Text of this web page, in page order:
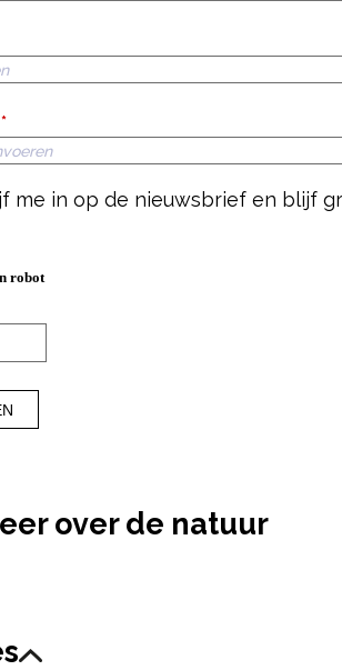
*
me in op de nieuwsbrief en blijf
robot
over de natuur